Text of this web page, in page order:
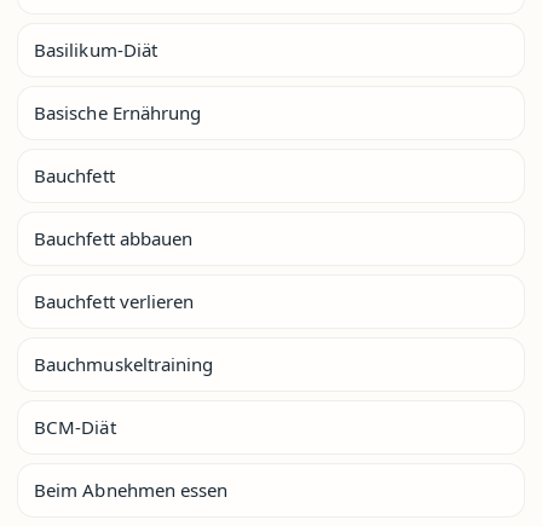
Basilikum-Diät
Basische Ernährung
Bauchfett
Bauchfett abbauen
Bauchfett verlieren
Bauchmuskeltraining
BCM-Diät
Beim Abnehmen essen